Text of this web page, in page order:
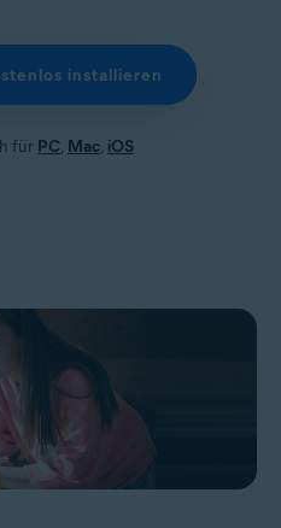
installieren
für PC, Mac, iOS